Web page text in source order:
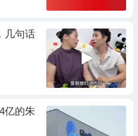
几句话
亿的朱